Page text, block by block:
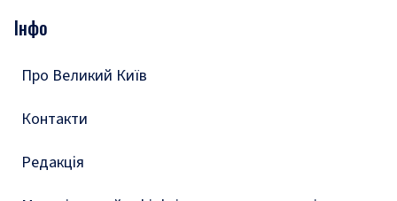
Подкасти
Тести
Інфо
Про Великий Київ
Контакти
Редакція